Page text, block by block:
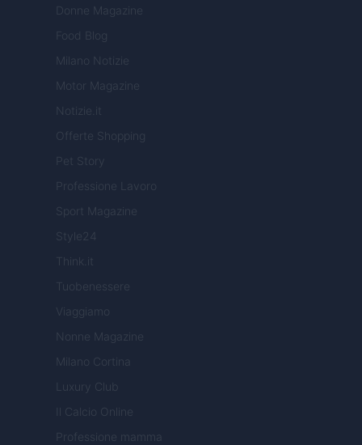
Donne Magazine
Food Blog
Milano Notizie
Motor Magazine
Notizie.it
Offerte Shopping
Pet Story
Professione Lavoro
Sport Magazine
Style24
Think.it
Tuobenessere
Viaggiamo
Nonne Magazine
Milano Cortina
Luxury Club
Il Calcio Online
Professione mamma